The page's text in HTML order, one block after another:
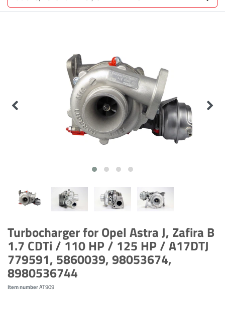
Turbocharger for Opel Astra J, Zafira B
1.7 CDTi / 110 HP / 125 HP / A17DTJ
779591, 5860039, 98053674,
8980536744
Item numberAT909